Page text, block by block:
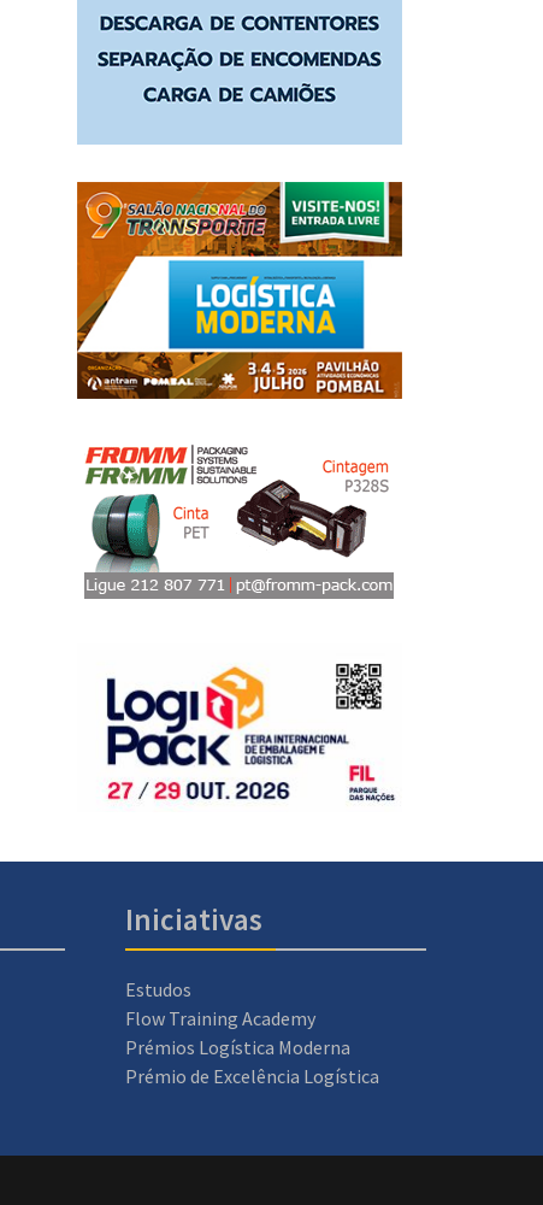
Iniciativas
Estudos
Flow Training Academy
Prémios Logística Moderna
Prémio de Excelência Logística